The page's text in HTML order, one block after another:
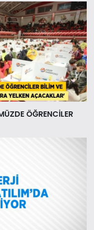
ÖĞRENCİLER